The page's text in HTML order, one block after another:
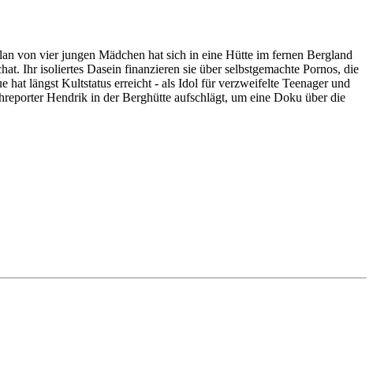
vier jungen Mädchen hat sich in eine Hütte im fernen Bergland
Ihr isoliertes Dasein finanzieren sie über selbstgemachte Pornos, die
hat längst Kultstatus erreicht - als Idol für verzweifelte Teenager und
Hendrik in der Berghütte aufschlägt, um eine Doku über die